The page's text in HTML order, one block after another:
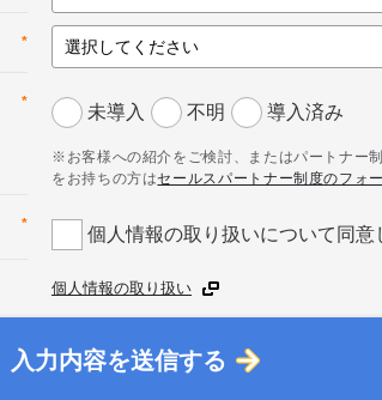
*
* 未導入 不明 導入済み
※お客様への紹介をご検討、またはパートナー
をお持ちの方はセールスパートナー制度のフォ
* 個人情報の取り扱いについて同意
個人情報の取り扱い
入力内容を送信する